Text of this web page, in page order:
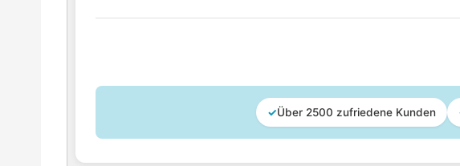
✓Über 2500 zufriedene Kunden